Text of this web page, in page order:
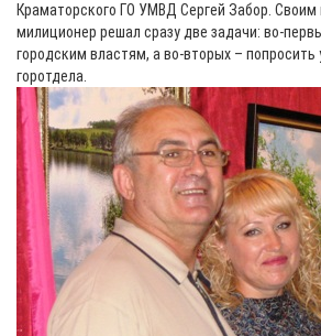
Краматорского ГО УМВД Сергей Забор. Своим
милиционер решал сразу две задачи: во-
городским властям, а во-вторых – попросить
горотдела.